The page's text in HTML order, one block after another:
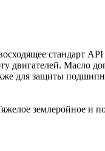
стандарт API
двигателей. Масло
для защиты
землеройное и